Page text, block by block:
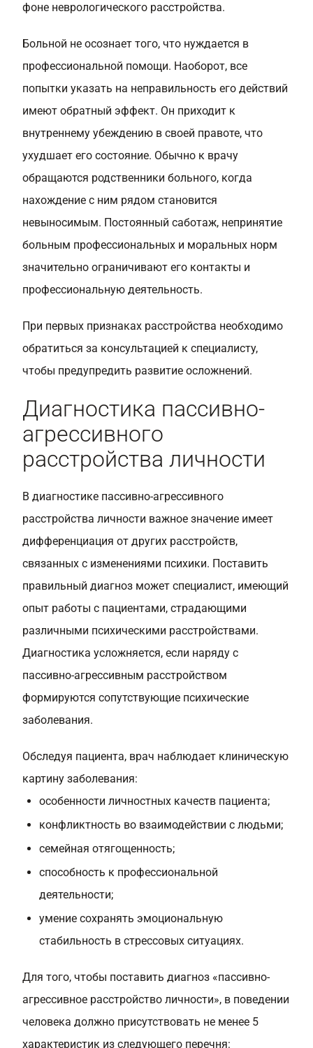
фоне неврологического расстройства.
Больной не осознает того, что нуждается в
профессиональной помощи. Наоборот, все
попытки указать на неправильность его действий
имеют обратный эффект. Он приходит к
внутреннему убеждению в своей правоте, что
ухудшает его состояние. Обычно к врачу
обращаются родственники больного, когда
нахождение с ним рядом становится
невыносимым. Постоянный саботаж, непринятие
больным профессиональных и моральных норм
значительно ограничивают его контакты и
профессиональную деятельность.
При первых признаках расстройства необходимо
обратиться за консультацией к специалисту,
чтобы предупредить развитие осложнений.
Диагностика пассивно-
агрессивного
расстройства личности
В диагностике пассивно-агрессивного
расстройства личности важное значение имеет
дифференциация от других расстройств,
связанных с изменениями психики. Поставить
правильный диагноз может специалист, имеющий
опыт работы с пациентами, страдающими
различными психическими расстройствами.
Диагностика усложняется, если наряду с
пассивно-агрессивным расстройством
формируются сопутствующие психические
заболевания.
Обследуя пациента, врач наблюдает клиническую
картину заболевания:
особенности личностных качеств пациента;
конфликтность во взаимодействии с людьми;
семейная отягощенность;
способность к профессиональной
деятельности;
умение сохранять эмоциональную
стабильность в стрессовых ситуациях.
Для того, чтобы поставить диагноз «пассивно-
агрессивное расстройство личности», в поведении
человека должно присутствовать не менее 5
характеристик из следующего перечня: